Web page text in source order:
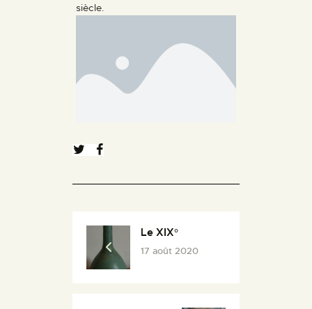
siècle.
Le XIX°
17 août 2020